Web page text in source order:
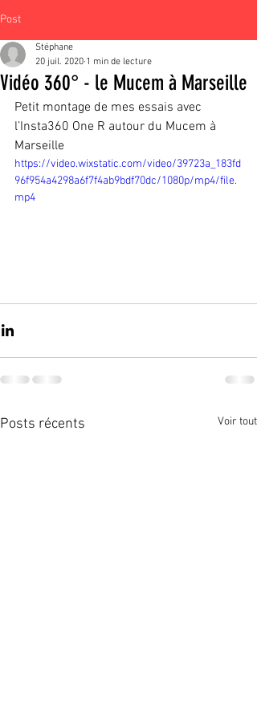
Post
Vidéo 360° - le Mucem à Marseille
Stéphane
20 juil. 2020 1 min de lecture
Petit montage de mes essais avec
l’Insta360 One R autour du Mucem à
Marseille
https://video.wixstatic.com/video/39723a_183fd
96f954a4298a6f7f4ab9bdf70dc/1080p/mp4/file.
mp4
Posts récents Voir tout